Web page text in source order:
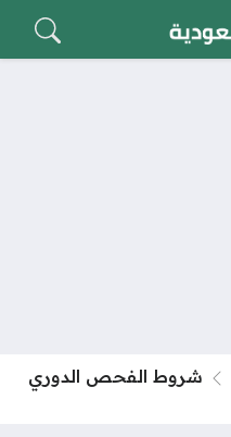
شروط الفحص الدوري